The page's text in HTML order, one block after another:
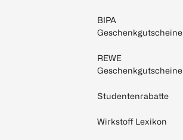
BIPA
Geschenkgutscheine
REWE
Geschenkgutscheine
Studentenrabatte
Wirkstoff Lexikon